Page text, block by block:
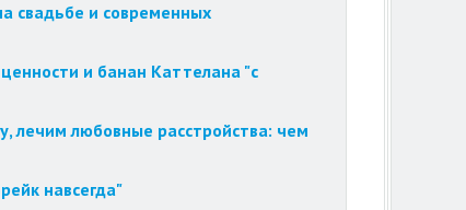
свадьбе и современных
и банан Каттелана "с
лечим любовные расстройства: чем
навсегда"